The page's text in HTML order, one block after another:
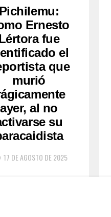
Pichilemu:
Ernesto
fue
el
que
murió
ayer, al no
su
17 DE AGOSTO DE 2025